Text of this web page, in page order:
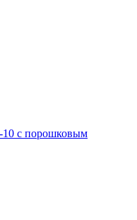
10 с порошковым